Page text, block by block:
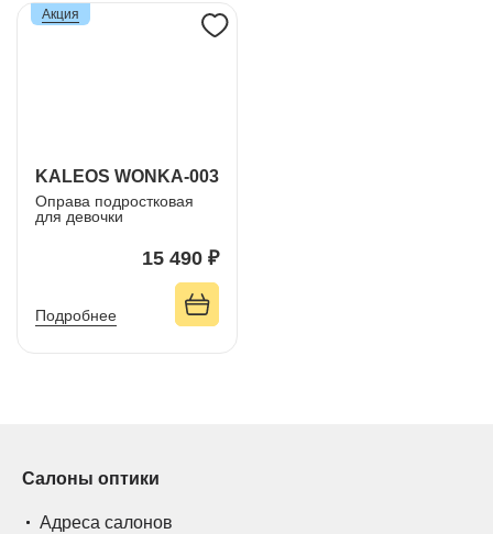
KALEOS WONKA-003
Оправа подростковая
для девочки
15 490 ₽
Подробнее
Акция
Салоны оптики
Адреса салонов